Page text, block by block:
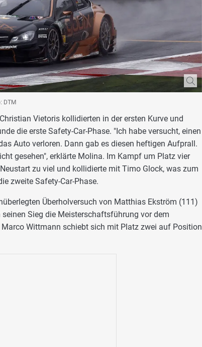
DTM
Vietoris kollidierten in der ersten Kurve und
die erste Safety-Car-Phase. "Ich habe versucht, einen
Auto verloren. Dann gab es diesen heftigen Aufprall.
gesehen", erklärte Molina. Im Kampf um Platz vier
zu viel und kollidierte mit Timo Glock, was zum
zweite Safety-Car-Phase.
Überholversuch von Matthias Ekström (111)
Sieg die Meisterschaftsführung vor dem
Wittmann schiebt sich mit Platz zwei auf Position